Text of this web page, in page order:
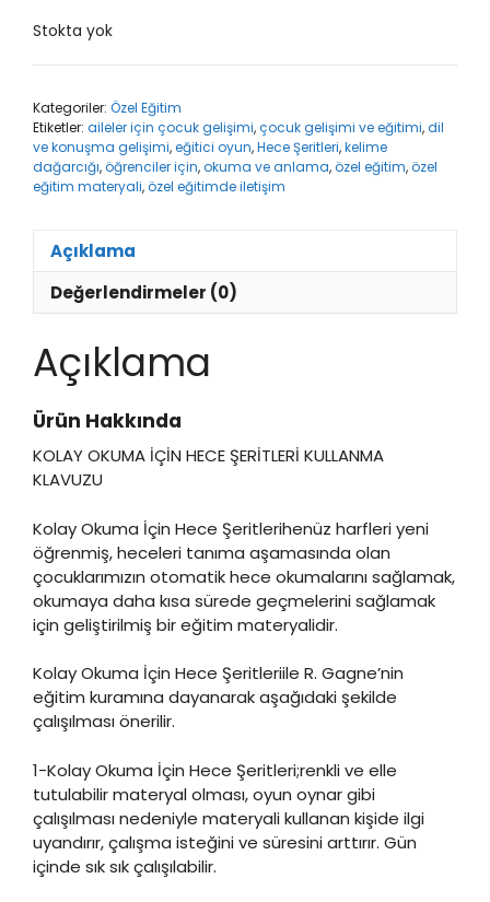
Stokta yok
Kategoriler: Özel Eğitim
Etiketler: aileler için çocuk gelişimi,çocuk gelişimi ve eğitimi,dil
ve konuşma gelişimi,eğitici oyun,Hece Şeritleri,kelime
dağarcığı,öğrenciler için,okuma ve anlama,özel eğitim,özel
eğitim materyali,özel eğitimde iletişim
Açıklama
Değerlendirmeler (0)
Açıklama
Ürün Hakkında
KOLAY OKUMA İÇİN HECE ŞERİTLERİ KULLANMA
KLAVUZU
Kolay Okuma İçin Hece Şeritlerihenüz harfleri yeni
öğrenmiş, heceleri tanıma aşamasında olan
çocuklarımızın otomatik hece okumalarını sağlamak,
okumaya daha kısa sürede geçmelerini sağlamak
için geliştirilmiş bir eğitim materyalidir.
Kolay Okuma İçin Hece Şeritleriile R. Gagne’nin
eğitim kuramına dayanarak aşağıdaki şekilde
çalışılması önerilir.
1-Kolay Okuma İçin Hece Şeritleri;renkli ve elle
tutulabilir materyal olması, oyun oynar gibi
çalışılması nedeniyle materyali kullanan kişide ilgi
uyandırır, çalışma isteğini ve süresini arttırır. Gün
içinde sık sık çalışılabilir.